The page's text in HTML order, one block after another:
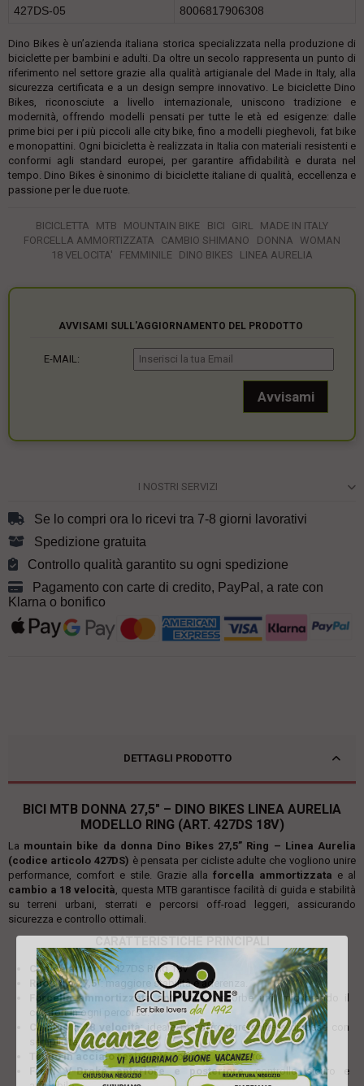
427DS-05
8006817906308
Dino Bikes è un’azienda italiana storica specializzata nella produzione di
biciclette per bambini e adulti. Da oltre un secolo rappresenta un punto di
riferimento nel settore grazie alla qualità artigianale del Made in Italy, alla
sicurezza certificata e a un design sempre innovativo. Le biciclette Dino
Bikes, riconosciute a livello internazionale, uniscono tradizione e
modernità, offrendo modelli pensati per tutte le età ed esigenze: dalle
prime bici per i più piccoli alle city bike, fino a modelli pieghevoli, fat bike
e monopattini. Ogni bicicletta è realizzata in Italia con materiali resistenti e
conformi agli standard europei, per garantire affidabilità e durata nel
tempo. Dino Bikes è sinonimo di biciclette italiane di qualità, eccellenza e
passione per le due ruote.
BICICLETTA MTB MOUNTAIN BIKE BICI GIRL
MADE IN ITALY
FORCELLA AMMORTIZZATA
CAMBIO SHIMANO DONNA
WOMAN
18 VELOCITA'
FEMMINILE DINO BIKES LINEA AURELIA
AVVISAMI SULL'AGGIORNAMENTO DEL PRODOTTO
E-MAIL:
I NOSTRI SERVIZI
Se lo compri ora lo ricevi tra 7-8 giorni lavorativi
Spedizione gratuita
Controllo qualità garantito su ogni spedizione
Pagamento con carte di credito, PayPal, a rate con
Klarna o bonifico
DETTAGLI PRODOTTO
BICI MTB DONNA 27,5" – DINO BIKES LINEA AURELIA
MODELLO RING (ART. 427DS 18V)
La mountain bike da donna Dino Bikes 27,5” Ring – Linea Aurelia
(codice articolo 427DS) è pensata per cicliste adulte che vogliono unire
performance, comfort e stile. Grazie allaforcella ammortizzata e al
cambio a 18 velocità , questa MTB garantisce facilità di guida e stabilità
su terreni urbani, sterrati e percorsi off-road leggeri, assicurando
sicurezza e controllo ottimali.
Codice articolo: 427DS Ring 18V
Ruote da 27,5”: maggiore stabilità e aderenza.
Forcella ammortizzata anteriore: assorbe urti, migliorando il
comfort in ogni percorso.
Cambio a 18 velocità: ideale per affrontare salite e discese con
semplicità.
Telaio in acciaio resistente: robusto e duraturo.
Freni V-Brake anteriore e posteriore: controllo sicuro e